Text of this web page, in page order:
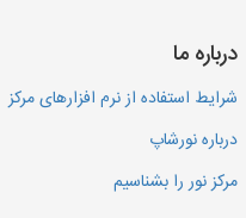
درباره ما
شرایط استفاده از نرم افزارهای مرکز
درباره نورشاپ
مرکز نور را بشناسیم